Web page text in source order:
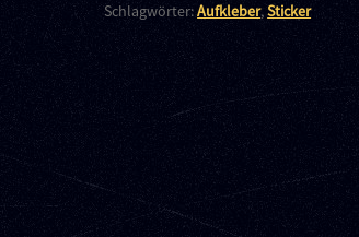
Schlagwörter:Aufkleber,Sticker